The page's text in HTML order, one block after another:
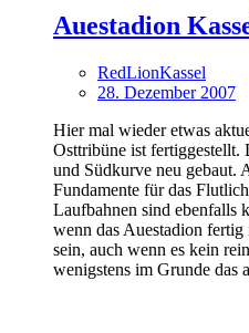
Auestadion
RedLionKassel
28. Dezember 2007
Hier mal wieder etwas
Osttribüne ist
und Südkurve neu gebaut.
Fundamente für das
Laufbahnen sind ebenfalls
wenn das Auestadion
sein, auch wenn es kein
wenigstens im Grunde das